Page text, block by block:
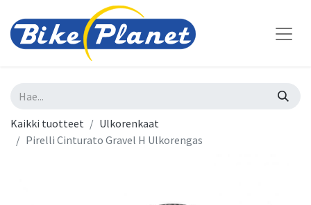
Kaikki tuotteet
Ulkorenkaat
Pirelli Cinturato Gravel H Ulkorengas